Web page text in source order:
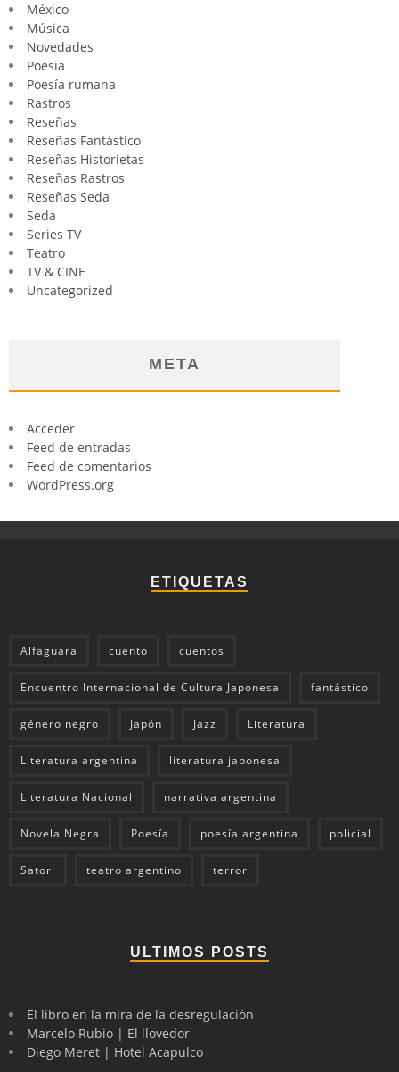
México
Música
Novedades
Poesia
Poesía rumana
Rastros
Reseñas
Reseñas Fantástico
Reseñas Historietas
Reseñas Rastros
Reseñas Seda
Seda
Series TV
Teatro
TV & CINE
Uncategorized
META
Acceder
Feed de entradas
Feed de comentarios
WordPress.org
ETIQUETAS
Alfaguara cuento cuentos
Encuentro Internacional de Cultura Japonesa fantástico
género negro Japón Jazz Literatura
Literatura argentina literatura japonesa
Literatura Nacional narrativa argentina
Novela Negra Poesía poesía argentina policial
Satori teatro argentino terror
ULTIMOS POSTS
El libro en la mira de la desregulación
Marcelo Rubio | El llovedor
Diego Meret | Hotel Acapulco